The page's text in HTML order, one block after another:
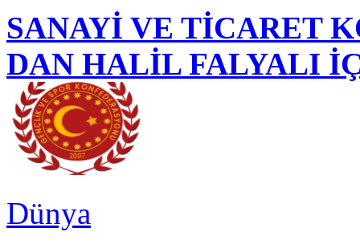
SANAYİ VE TİCARET
DAN HALİL FALYALI
Dünya